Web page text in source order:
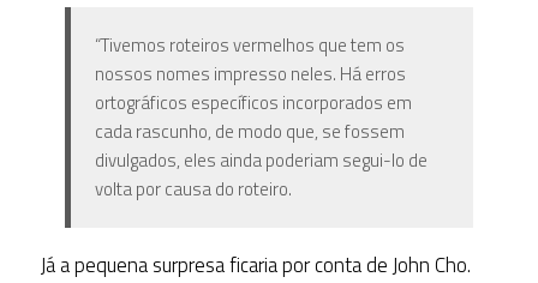
“Tivemos roteiros vermelhos que tem os
nossos nomes impresso neles. Há erros
ortográficos específicos incorporados em
cada rascunho, de modo que, se fossem
divulgados, eles ainda poderiam segui-lo de
volta por causa do roteiro.
Já a pequena surpresa ficaria por conta de John Cho.